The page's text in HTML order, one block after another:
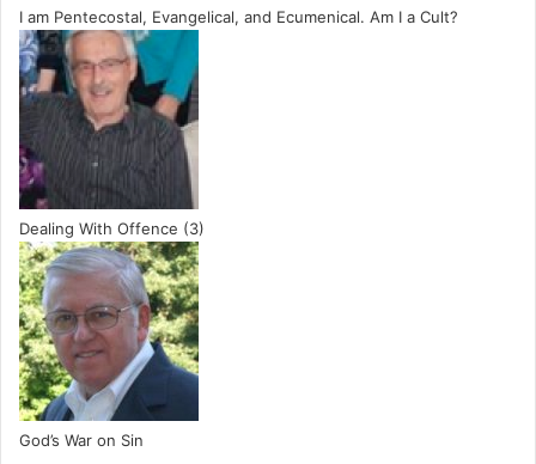
I am Pentecostal, Evangelical, and Ecumenical. Am I a Cult?
Dealing With Offence (3)
God’s War on Sin